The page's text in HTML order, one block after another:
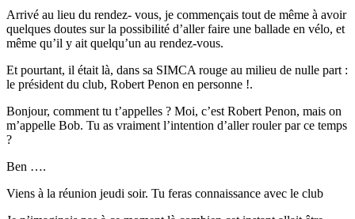
Arrivé au lieu du rendez- vous, je commençais tout de même à avoir
quelques doutes sur la possibilité d’aller faire une ballade en vélo, et
même qu’il y ait quelqu’un au rendez-vous.
Et pourtant, il était là, dans sa SIMCA rouge au milieu de nulle part :
le président du club, Robert Penon en personne !.
Bonjour, comment tu t’appelles ? Moi, c’est Robert Penon, mais on
m’appelle Bob. Tu as vraiment l’intention d’aller rouler par ce temps
?
Ben ….
Viens à la réunion jeudi soir. Tu feras connaissance avec le club